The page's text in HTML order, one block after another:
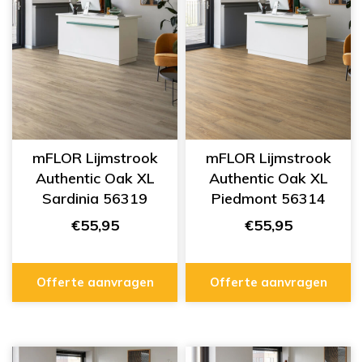
mFLOR Lijmstrook
Authentic Oak XL
Sardinia 56319
€55,95
Offerte aanvragen
mFLOR Lijmstrook
Authentic Oak XL
Piedmont 56314
€55,95
Offerte aanvragen